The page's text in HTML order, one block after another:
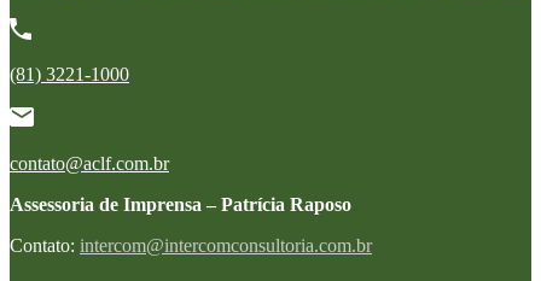
(81) 3221-1000
contato@aclf.com.br
Assessoria de Imprensa – Patrícia Raposo
Contato: intercom@intercomconsultoria.com.br